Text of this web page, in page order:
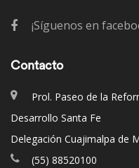
¡Síguenos en
Contacto
Prol. Paseo de la
Desarrollo Santa Fe
Delegación Cuajimalpa de
(55) 88520100